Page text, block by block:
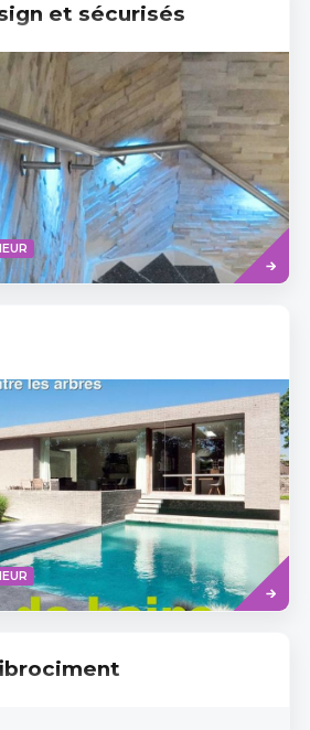
et sécurisés
Read
more
more